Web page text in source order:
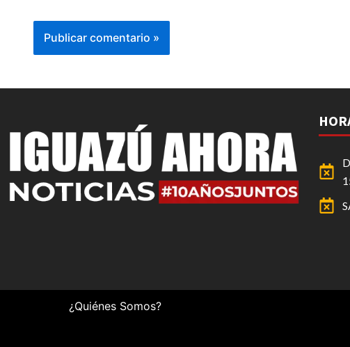
¿Quiénes Somos?